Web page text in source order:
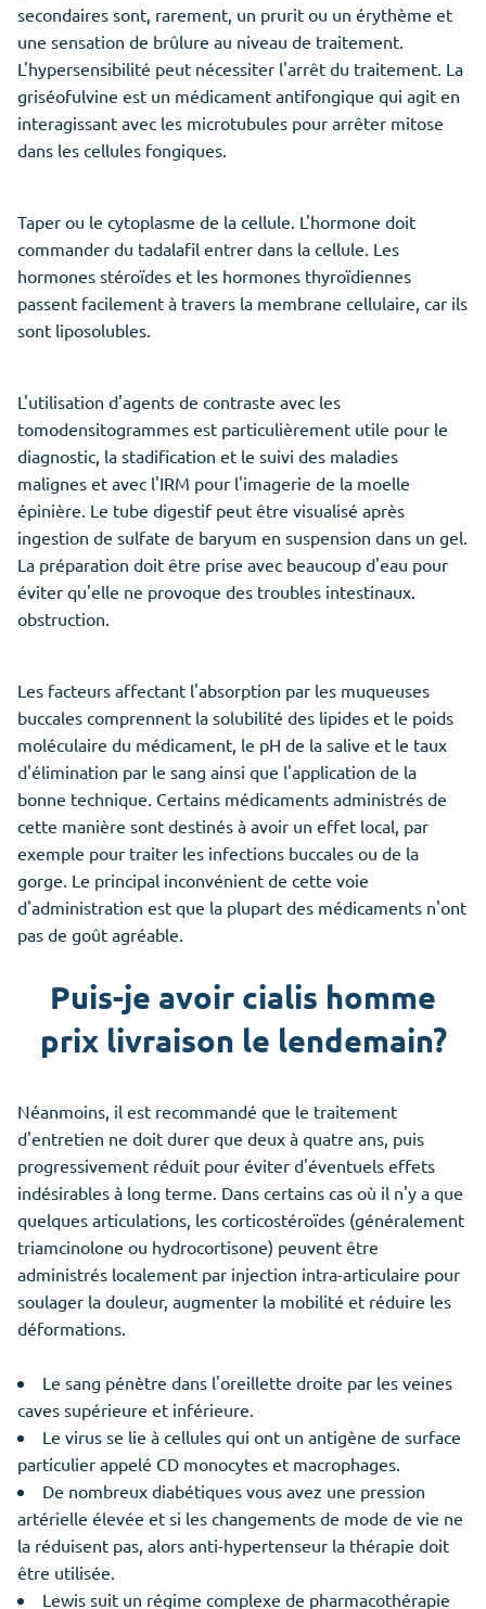
secondaires sont, rarement, un prurit ou un érythème et
une sensation de brûlure au niveau de traitement.
L'hypersensibilité peut nécessiter l'arrêt du traitement. La
griséofulvine est un médicament antifongique qui agit en
interagissant avec les microtubules pour arrêter mitose
dans les cellules fongiques.
Taper ou le cytoplasme de la cellule. L'hormone doit
commander du tadalafil entrer dans la cellule. Les
hormones stéroïdes et les hormones thyroïdiennes
passent facilement à travers la membrane cellulaire, car ils
sont liposolubles.
L'utilisation d'agents de contraste avec les
tomodensitogrammes est particulièrement utile pour le
diagnostic, la stadification et le suivi des maladies
malignes et avec l'IRM pour l'imagerie de la moelle
épinière. Le tube digestif peut être visualisé après
ingestion de sulfate de baryum en suspension dans un gel.
La préparation doit être prise avec beaucoup d'eau pour
éviter qu'elle ne provoque des troubles intestinaux.
obstruction.
Les facteurs affectant l'absorption par les muqueuses
buccales comprennent la solubilité des lipides et le poids
moléculaire du médicament, le pH de la salive et le taux
d'élimination par le sang ainsi que l'application de la
bonne technique. Certains médicaments administrés de
cette manière sont destinés à avoir un effet local, par
exemple pour traiter les infections buccales ou de la
gorge. Le principal inconvénient de cette voie
d'administration est que la plupart des médicaments n'ont
pas de goût agréable.
Puis-je avoir cialis homme
prix livraison le lendemain?
Néanmoins, il est recommandé que le traitement
d'entretien ne doit durer que deux à quatre ans, puis
progressivement réduit pour éviter d'éventuels effets
indésirables à long terme. Dans certains cas où il n'y a que
quelques articulations, les corticostéroïdes (généralement
triamcinolone ou hydrocortisone) peuvent être
administrés localement par injection intra-articulaire pour
soulager la douleur, augmenter la mobilité et réduire les
déformations.
Le sang pénètre dans l'oreillette droite par les veines
caves supérieure et inférieure.
Le virus se lie à cellules qui ont un antigène de surface
particulier appelé CD monocytes et macrophages.
De nombreux diabétiques vous avez une pression
artérielle élevée et si les changements de mode de vie ne
la réduisent pas, alors anti-hypertenseur la thérapie doit
être utilisée.
Lewis suit un régime complexe de pharmacothérapie